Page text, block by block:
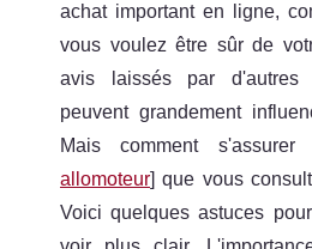
achat important en ligne,
vous voulez être sûr de
avis laissés par d'autres
peuvent grandement
Mais comment
allomoteur] que vous
Voici quelques astuces